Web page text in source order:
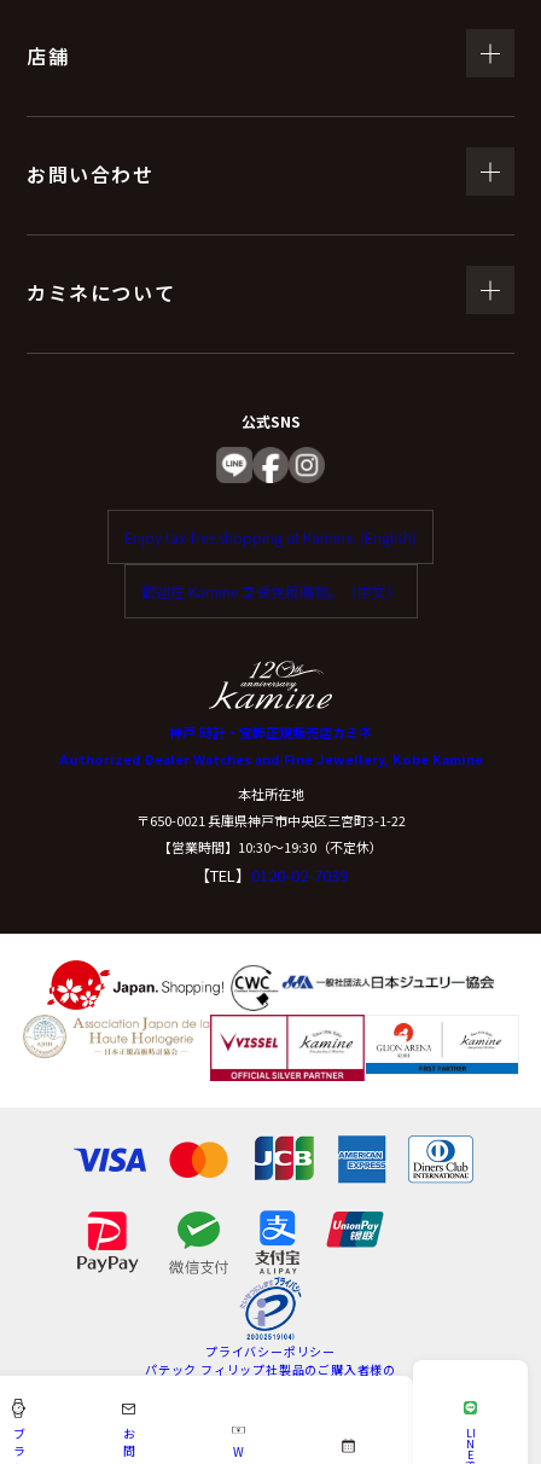
店舗
お問い合わせ
カミネについて
公式SNS
Enjoy tax-free shopping at Kamine. (English)
歡迎在 Kamine 享受免稅購物。（中文）
神戸 時計・宝飾正規販売店カミネ
Authorized Dealer Watches and Fine Jewellery, Kobe Kamine
本社所在地
〒650-0021 兵庫県神戸市中央区三宮町3-1-22
【営業時間】10:30〜19:30（不定休）
【TEL】 0120-02-7039
プライバシーポリシー
パテック フィリップ社製品のご購入者様の
サイトマップ
Copyright © KAMINE All Rights Reserved.
ブ
ラ
お
問 W
LI
N
E